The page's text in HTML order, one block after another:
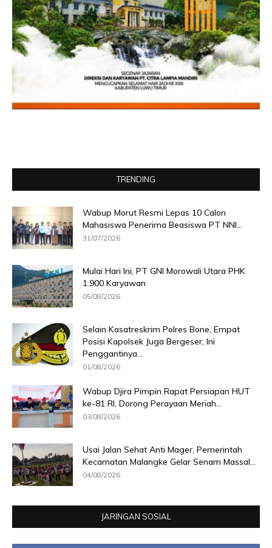
TRENDING
Wabup Morut Resmi Lepas 10 Calon
Mahasiswa Penerima Beasiswa PT NNI...
31/07/2026
Mulai Hari Ini, PT GNI Morowali Utara PHK
1.900 Karyawan
05/08/2026
Selain Kasatreskrim Polres Bone, Empat
Posisi Kapolsek Juga Bergeser, Ini
Penggantinya...
01/08/2026
Wabup Djira Pimpin Rapat Persiapan HUT
ke-81 RI, Dorong Perayaan Meriah...
03/08/2026
Usai Jalan Sehat Anti Mager, Pemerintah
Kecamatan Malangke Gelar Senam Massal...
04/08/2026
JARINGAN SOSIAL